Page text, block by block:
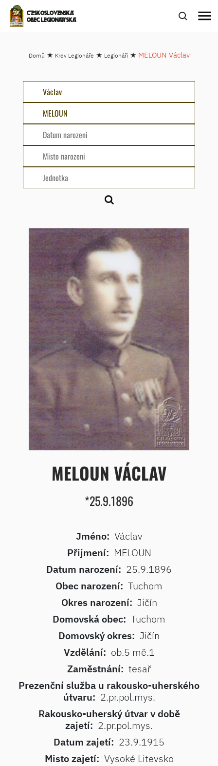
ČESKOSLOVENSKÁ
OBEC LEGIONÁŘSKÁ
menu
Domů ★ Krev Legionáře ★ Legionáři ★ MELOUN Václav
MELOUN VÁCLAV
*25.9.1896
Jméno: Václav
Přijmení: MELOUN
Datum narození: 25.9.1896
Obec narození: Tuchom
Okres narození: Jičín
Domovská obec: Tuchom
Domovský okres: Jičín
Vzdělání: ob.5 mě.1
Zaměstnání: tesař
Prezenční služba u rakousko-uherského
útvaru: 2.pr.pol.mys.
Rakousko-uherský útvar v době
zajetí: 2.pr.pol.mys.
Datum zajetí: 23.9.1915
Misto zajetí: Vysoké Litevsko